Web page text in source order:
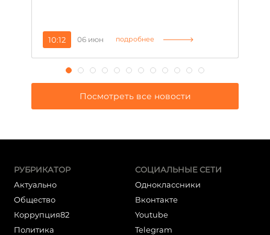
10:12 06 июн подробнее
Посмотреть все новости
РУБРИКАТОР
Актуально
Общество
Коррупция82
Политика
СОЦИАЛЬНЫЕ СЕТИ
Одноклассники
Вконтакте
Youtube
Telegram